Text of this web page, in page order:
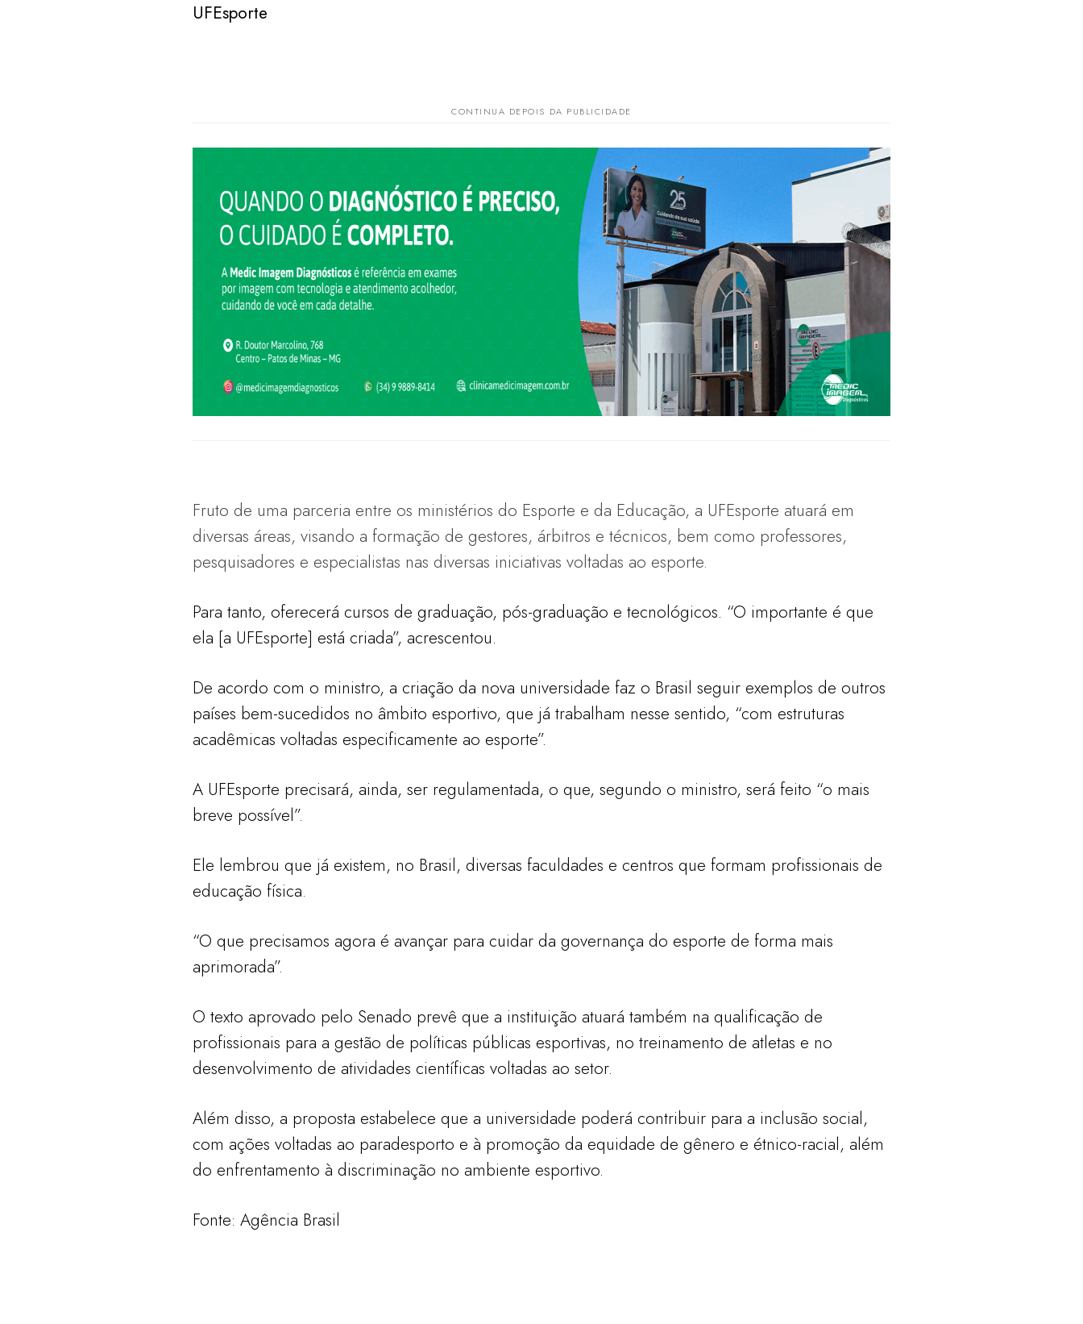
UFEsporte
Fruto de uma parceria entre os ministérios do Esporte e da Educação, a UFEsporte atuará em
diversas áreas, visando a formação de gestores, árbitros e técnicos, bem como professores,
pesquisadores e especialistas nas diversas iniciativas voltadas ao esporte.
Para tanto, oferecerá cursos de graduação, pós-graduação e tecnológicos. “O importante é que
ela [a UFEsporte] está criada”, acrescentou.
De acordo com o ministro, a criação da nova universidade faz o Brasil seguir exemplos de outros
países bem-sucedidos no âmbito esportivo, que já trabalham nesse sentido, “com estruturas
acadêmicas voltadas especificamente ao esporte”.
A UFEsporte precisará, ainda, ser regulamentada, o que, segundo o ministro, será feito “o mais
breve possível”.
Ele lembrou que já existem, no Brasil, diversas faculdades e centros que formam profissionais de
educação física.
“O que precisamos agora é avançar para cuidar da governança do esporte de forma mais
aprimorada”.
O texto aprovado pelo Senado prevê que a instituição atuará também na qualificação de
profissionais para a gestão de políticas públicas esportivas, no treinamento de atletas e no
desenvolvimento de atividades científicas voltadas ao setor.
Além disso, a proposta estabelece que a universidade poderá contribuir para a inclusão social,
com ações voltadas ao paradesporto e à promoção da equidade de gênero e étnico-racial, além
do enfrentamento à discriminação no ambiente esportivo.
Fonte: Agência Brasil